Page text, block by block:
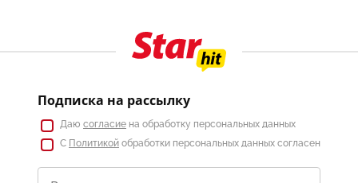
Подписка на рассылку
Даю согласие на обработку персональных данных
С Политикой обработки персональных данных согласен